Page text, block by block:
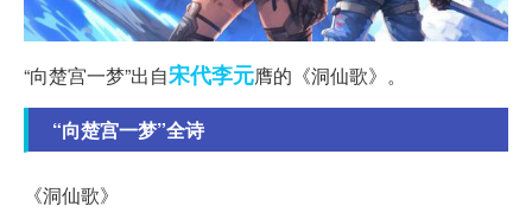
“向楚宫一梦”出自宋代李元膺的《洞仙歌》。
“向楚宫一梦”全诗
《洞仙歌》